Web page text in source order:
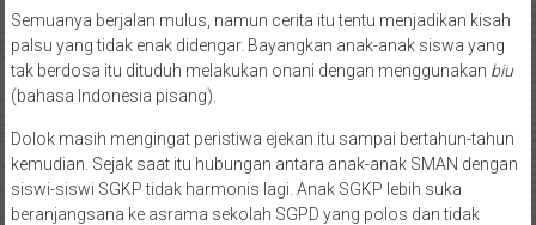
Semuanya berjalan mulus, namun cerita itu tentu menjadikan kisah
palsu yang tidak enak didengar. Bayangkan anak-anak siswa yang
tak berdosa itu dituduh melakukan onani dengan menggunakan biu
(bahasa Indonesia pisang).
Dolok masih mengingat peristiwa ejekan itu sampai bertahun-tahun
kemudian. Sejak saat itu hubungan antara anak-anak SMAN dengan
siswi-siswi SGKP tidak harmonis lagi. Anak SGKP lebih suka
beranjangsana ke asrama sekolah SGPD yang polos dan tidak